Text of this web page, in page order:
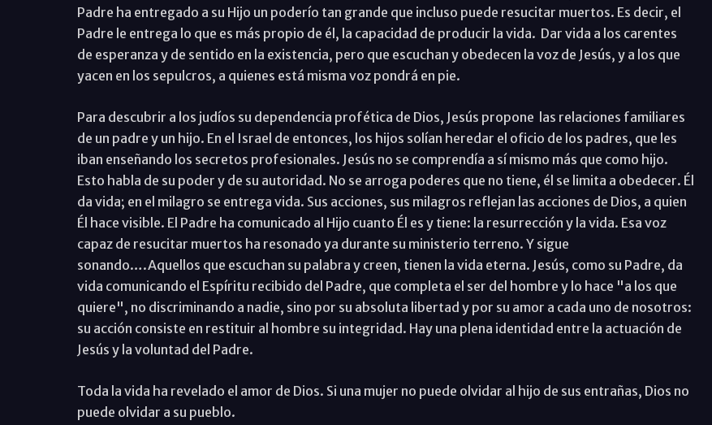
Padre ha entregado a su Hijo un poderío tan grande que incluso puede resucitar muertos. Es decir, el
Padre le entrega lo que es más propio de él, la capacidad de producir la vida. Dar vida a los carentes
de esperanza y de sentido en la existencia, pero que escuchan y obedecen la voz de Jesús, y a los que
yacen en los sepulcros, a quienes está misma voz pondrá en pie.
Para descubrir a los judíos su dependencia profética de Dios, Jesús propone las relaciones familiares
de un padre y un hijo. En el Israel de entonces, los hijos solían heredar el oficio de los padres, que les
iban enseñando los secretos profesionales. Jesús no se comprendía a sí mismo más que como hijo.
Esto habla de su poder y de su autoridad. No se arroga poderes que no tiene, él se limita a obedecer. Él
da vida; en el milagro se entrega vida. Sus acciones, sus milagros reflejan las acciones de Dios, a quien
Él hace visible. El Padre ha comunicado al Hijo cuanto Él es y tiene: la resurrección y la vida. Esa voz
capaz de resucitar muertos ha resonado ya durante su ministerio terreno. Y sigue
sonando….Aquellos que escuchan su palabra y creen, tienen la vida eterna. Jesús, como su Padre, da
vida comunicando el Espíritu recibido del Padre, que completa el ser del hombre y lo hace "a los que
quiere", no discriminando a nadie, sino por su absoluta libertad y por su amor a cada uno de nosotros:
su acción consiste en restituir al hombre su integridad. Hay una plena identidad entre la actuación de
Jesús y la voluntad del Padre.
Toda la vida ha revelado el amor de Dios. Si una mujer no puede olvidar al hijo de sus entrañas, Dios no
puede olvidar a su pueblo.